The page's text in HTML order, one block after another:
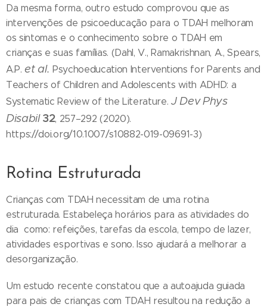
Da mesma forma, outro estudo comprovou que as
intervenções de psicoeducação para o TDAH melhoram
os sintomas e o conhecimento sobre o TDAH em
crianças e suas famílias. (Dahl, V., Ramakrishnan, A., Spears,
A.P.et al. Psychoeducation Interventions for Parents and
Teachers of Children and Adolescents with ADHD: a
Systematic Review of the Literature.J Dev Phys
Disabil 32, 257–292 (2020).
https://doi.org/10.1007/s10882-019-09691-3)
Rotina Estruturada
Crianças com TDAH necessitam de uma rotina
estruturada. Estabeleça horários para as atividades do
dia como: refeições, tarefas da escola, tempo de lazer,
atividades esportivas e sono. Isso ajudará a melhorar a
desorganização.
Um estudo recente constatou que a autoajuda guiada
para pais de crianças com TDAH resultou na redução a